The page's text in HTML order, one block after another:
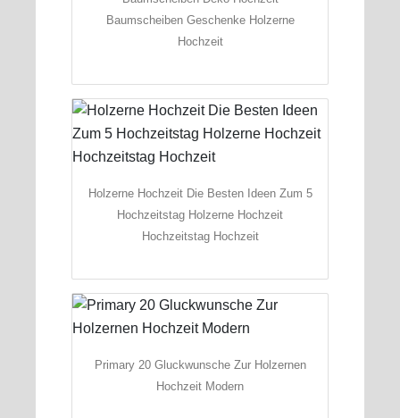
Baumscheiben Geschenke Holzerne
Hochzeit
Holzerne Hochzeit Die Besten Ideen Zum 5
Hochzeitstag Holzerne Hochzeit
Hochzeitstag Hochzeit
Primary 20 Gluckwunsche Zur Holzernen
Hochzeit Modern